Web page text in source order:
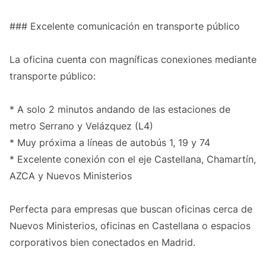
### Excelente comunicación en transporte público
La oficina cuenta con magníficas conexiones mediante
transporte público:
* A solo 2 minutos andando de las estaciones de
metro Serrano y Velázquez (L4)
* Muy próxima a líneas de autobús 1, 19 y 74
* Excelente conexión con el eje Castellana, Chamartín,
AZCA y Nuevos Ministerios
Perfecta para empresas que buscan oficinas cerca de
Nuevos Ministerios, oficinas en Castellana o espacios
corporativos bien conectados en Madrid.